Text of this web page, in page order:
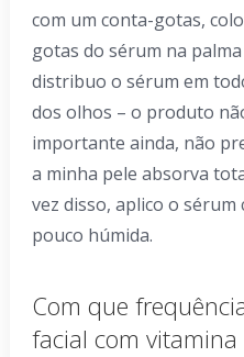
com um conta-gotas,
gotas do sérum na
distribuo o sérum em
dos olhos – o produto
importante ainda, não
a minha pele absorva
vez disso, aplico o sérum
pouco húmida.
Com que
facial com vitamina